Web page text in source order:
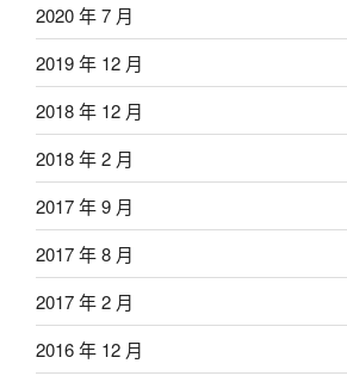
2020 年 7 月
2019 年 12 月
2018 年 12 月
2018 年 2 月
2017 年 9 月
2017 年 8 月
2017 年 2 月
2016 年 12 月